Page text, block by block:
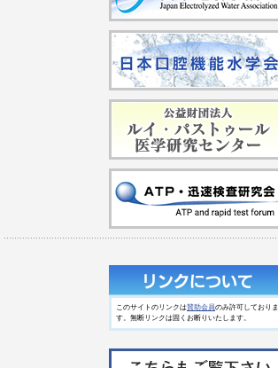
このサイトのリンクは賛助会員のみ許可しておりま
す。無断リンクは固くお断りいたします。